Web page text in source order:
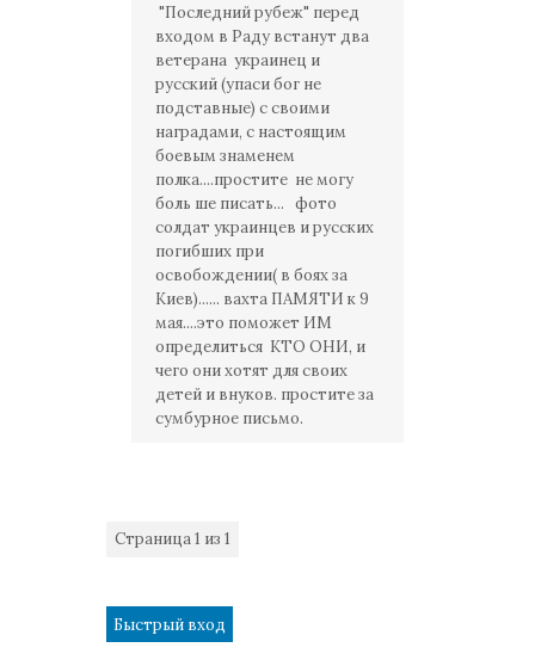
"Последний рубеж" перед
входом в Раду встанут два
ветерана украинец и
русский (упаси бог не
подставные) с своими
наградами, с настоящим
боевым знаменем
полка....простите не могу
боль ше писать... фото
солдат украинцев и русских
погибших при
освобождении( в боях за
Киев)...... вахта ПАМЯТИ к 9
мая....это поможет ИМ
определиться КТО ОНИ, и
чего они хотят для своих
детей и внуков. простите за
сумбурное письмо.
Страница1 из 1